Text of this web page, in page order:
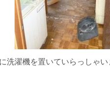
洗濯機を置いていらっしゃい